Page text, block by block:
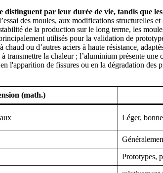
distinguent par leur durée de vie, tandis que
des moules, aux modifications
de la production sur le long terme, les
utilisés pour la validation de
chaud ou d’autres aciers à haute résistance,
transmettre la chaleur ; l’aluminium présente
l'apparition de fissures ou en la dégradation
(math.)
Léger,
Prototypes,